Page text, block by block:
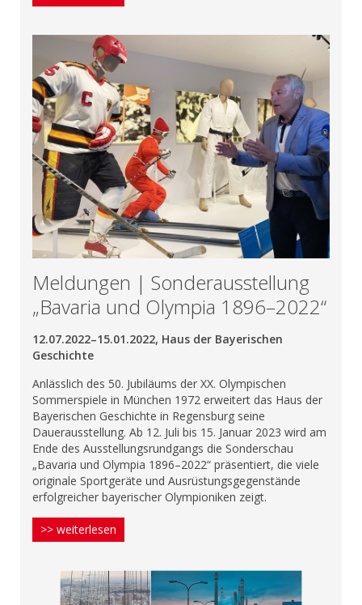
Meldungen | Sonderausstellung
„Bavaria und Olympia 1896–2022“
12.07.2022–15.01.2022, Haus der Bayerischen
Geschichte
Anlässlich des 50. Jubiläums der XX. Olympischen
Sommerspiele in München 1972 erweitert das Haus der
Bayerischen Geschichte in Regensburg seine
Dauerausstellung. Ab 12. Juli bis 15. Januar 2023 wird am
Ende des Ausstellungsrundgangs die Sonderschau
„Bavaria und Olympia 1896–2022“ präsentiert, die viele
originale Sportgeräte und Ausrüstungsgegenstände
erfolgreicher bayerischer Olympioniken zeigt.
>> weiterlesen